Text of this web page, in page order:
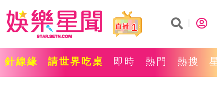
1
針線緣 請世界吃桌 即時 熱門 熱搜